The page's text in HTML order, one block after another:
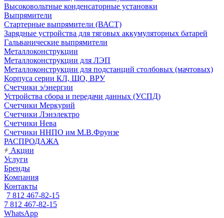
Высоковольтные конденсаторные установки
Выпрямители
Стартерные выпрямители (ВАСТ)
Зарядные устройства для тяговых аккумуляторных батарей
Гальванические выпрямители
Металлоконструкции
Металлоконструкции для ЛЭП
Металлоконструкции для подстанций столбовых (мачтовых)
Корпуса серии КЛ, ЩО, ВРУ
Счетчики э/энергии
Устройства сбора и передачи данных (УСПД)
Счетчики Меркурий
Счетчики Лэнэлектро
Счетчики Нева
Счетчики ННПО им М.В.Фрунзе
РАСПРОДАЖА
Акции
Услуги
Бренды
Компания
Контакты
7 812 467-82-15
7 812 467-82-15
WhatsApp